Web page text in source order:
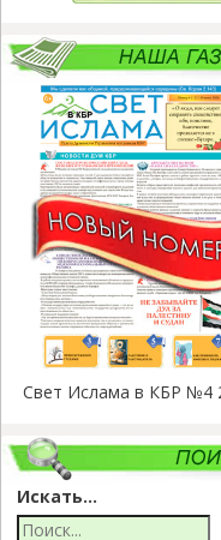
Свет Ислама в КБР №4
Искать...